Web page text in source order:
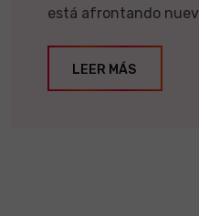
está afrontando
LEER MÁS